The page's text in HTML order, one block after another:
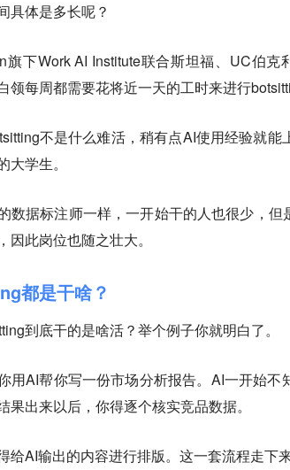
具体是多长呢？
旗下Work AI Institute联合斯坦福、UC伯
领每周都需要花将近一天的工时来进行
不是什么难活，稍有点AI使用经验就
大学生。
数据标注师一样，一开始干的人也很少，
因此岗位也随之壮大。
都是干啥？
到底干的是啥活？举个例子你就明白了。
用AI帮你写一份市场分析报告。AI一开始
果出来以后，你得逐个核实竞品数据。
给AI输出的内容进行排版。这一套流程走下